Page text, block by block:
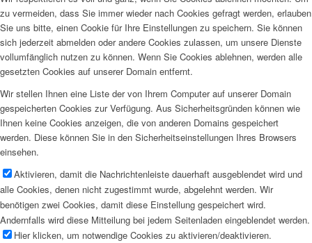
zu vermeiden, dass Sie immer wieder nach Cookies gefragt werden, erlauben
Sie uns bitte, einen Cookie für Ihre Einstellungen zu speichern. Sie können
sich jederzeit abmelden oder andere Cookies zulassen, um unsere Dienste
vollumfänglich nutzen zu können. Wenn Sie Cookies ablehnen, werden alle
gesetzten Cookies auf unserer Domain entfernt.
Wir stellen Ihnen eine Liste der von Ihrem Computer auf unserer Domain
gespeicherten Cookies zur Verfügung. Aus Sicherheitsgründen können wie
Ihnen keine Cookies anzeigen, die von anderen Domains gespeichert
werden. Diese können Sie in den Sicherheitseinstellungen Ihres Browsers
einsehen.
Aktivieren, damit die Nachrichtenleiste dauerhaft ausgeblendet wird und
alle Cookies, denen nicht zugestimmt wurde, abgelehnt werden. Wir
benötigen zwei Cookies, damit diese Einstellung gespeichert wird.
Andernfalls wird diese Mitteilung bei jedem Seitenladen eingeblendet werden.
Hier klicken, um notwendige Cookies zu aktivieren/deaktivieren.